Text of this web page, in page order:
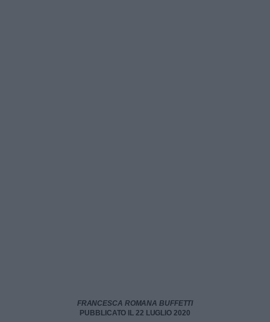
FRANCESCA ROMANA BUFFETTI
PUBBLICATO IL 22 LUGLIO 2020